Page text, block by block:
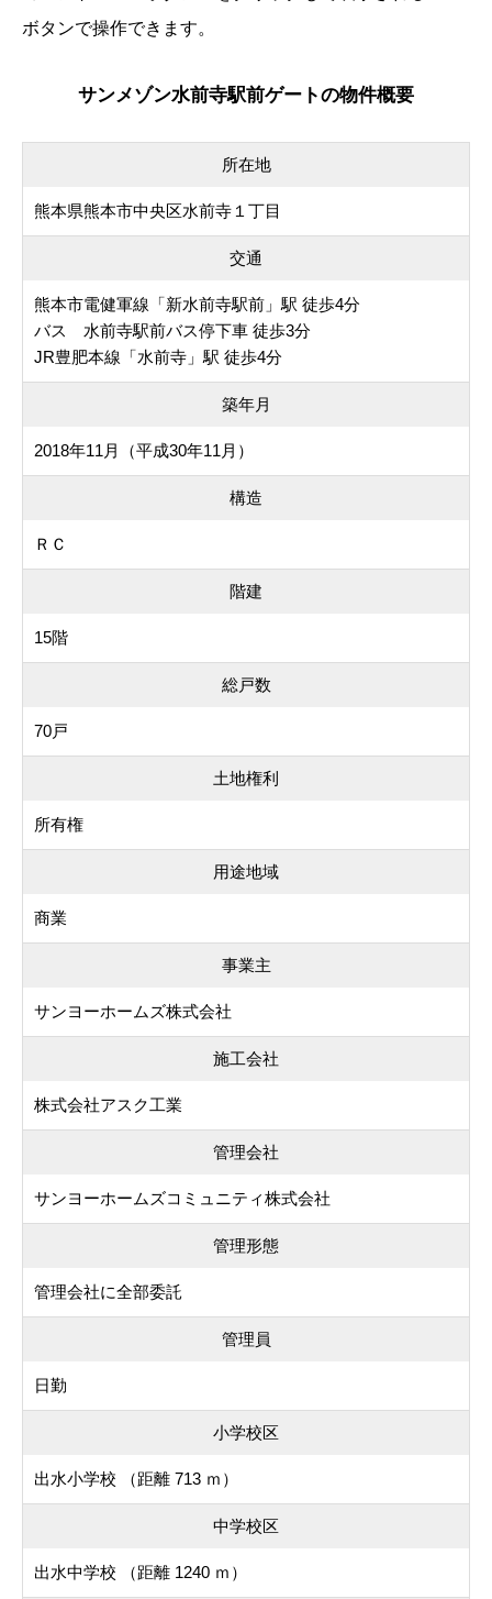
ボタンで操作できます。
サンメゾン水前寺駅前ゲートの物件概要
所在地
熊本県熊本市中央区水前寺１丁目
交通
熊本市電健軍線「新水前寺駅前」駅 徒歩4分
バス 水前寺駅前バス停下車 徒歩3分
JR豊肥本線「水前寺」駅 徒歩4分
築年月
2018年11月（平成30年11月）
構造
ＲＣ
階建
15階
総戸数
70戸
土地権利
所有権
用途地域
商業
事業主
サンヨーホームズ株式会社
施工会社
株式会社アスク工業
管理会社
サンヨーホームズコミュニティ株式会社
管理形態
管理会社に全部委託
管理員
日勤
小学校区
出水小学校 （距離 713 ｍ）
中学校区
出水中学校 （距離 1240 ｍ）